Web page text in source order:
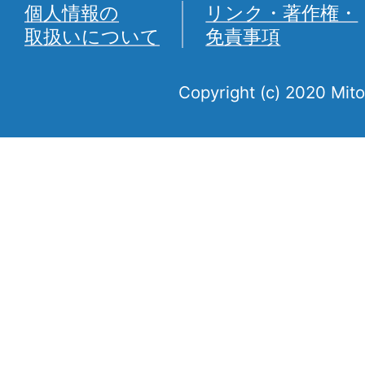
個人情報の
取扱いについて
リンク・著作権・
免責事項
Copyright (c) 2020